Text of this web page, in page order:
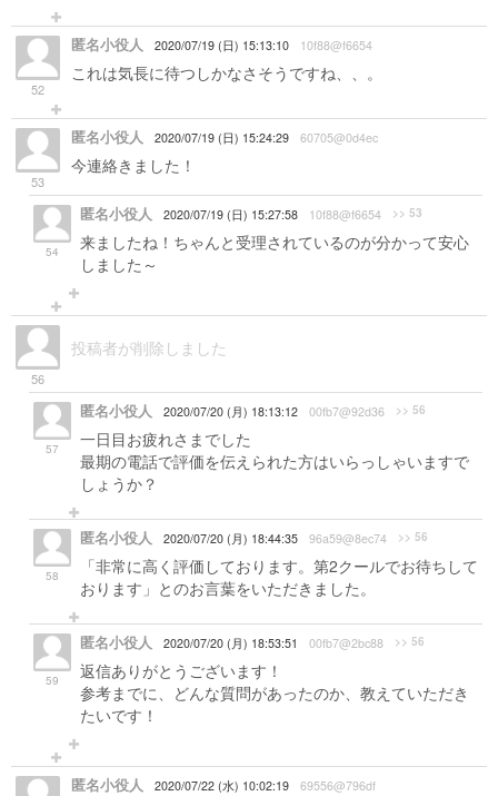
52
匿名小役人 2020/07/19 (日) 15:13:10 10f88@f6654
これは気長に待つしかなさそうですね、、。
53
匿名小役人 2020/07/19 (日) 15:24:29 60705@0d4ec
今連絡きました！
54
匿名小役人 2020/07/19 (日) 15:27:58 10f88@f6654 >> 53
来ましたね！ちゃんと受理されているのが分かって安心
しました～
56
投稿者が削除しました
57
匿名小役人 2020/07/20 (月) 18:13:12 00fb7@92d36 >> 56
一日目お疲れさまでした
最期の電話で評価を伝えられた方はいらっしゃいますで
しょうか？
58
匿名小役人 2020/07/20 (月) 18:44:35 96a59@8ec74 >> 56
「非常に高く評価しております。第2クールでお待ちして
おります」とのお言葉をいただきました。
59
匿名小役人 2020/07/20 (月) 18:53:51 00fb7@2bc88 >> 56
返信ありがとうございます！
参考までに、どんな質問があったのか、教えていただき
たいです！
匿名小役人 2020/07/22 (水) 10:02:19 69556@796df